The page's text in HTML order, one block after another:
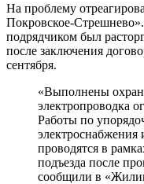
На проблему
Покровское-
подрядчиком был
после заключения
сентября.
«Выполнены
электропроводка
Работы по
электроснабжения
проводятся в
подъезда после
сообщили в